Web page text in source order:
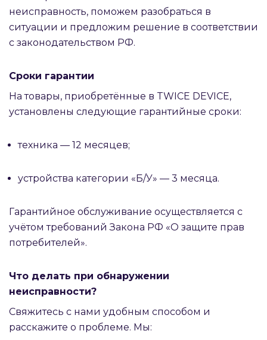
неисправность, поможем разобраться в
ситуации и предложим решение в соответствии
с законодательством РФ.
Сроки гарантии
На товары, приобретённые в TWICE DEVICE,
установлены следующие гарантийные сроки:
техника — 12 месяцев;
устройства категории «Б/У» — 3 месяца.
Гарантийное обслуживание осуществляется с
учётом требований Закона РФ «О защите прав
потребителей».
Что делать при обнаружении
неисправности?
Свяжитесь с нами удобным способом и
расскажите о проблеме. Мы: